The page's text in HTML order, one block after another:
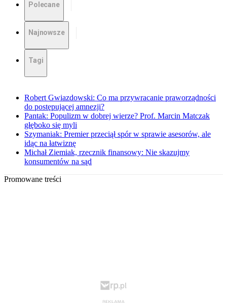
Polecane
Najnowsze
Tagi
Robert Gwiazdowski: Co ma przywracanie praworządności
do postępującej amnezji?
Pantak: Populizm w dobrej wierze? Prof. Marcin Matczak
głęboko się myli
Szymaniak: Premier przeciął spór w sprawie asesorów, ale
idąc na łatwiznę
Michał Ziemiak, rzecznik finansowy: Nie skazujmy
konsumentów na sąd
Promowane treści